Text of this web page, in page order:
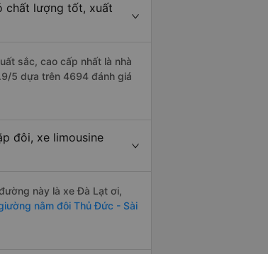
chất lượng tốt, xuất
sắc, cao cấp nhất là nhà
5 dựa trên 4694 đánh giá
đôi, xe limousine
này là xe Đà Lạt ơi,
nằm đôi Thủ Đức - Sài